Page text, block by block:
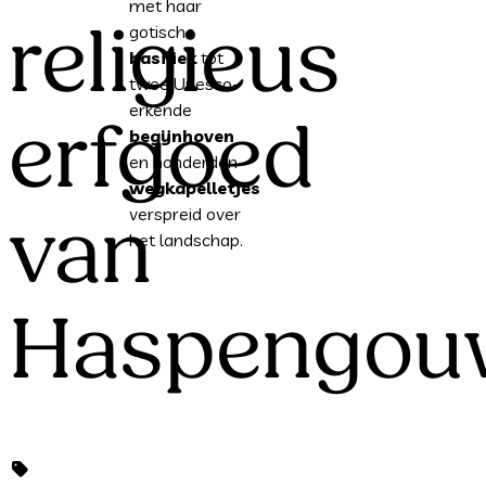
religieus
erfgoed
van
met haar
gotische
basiliektot
twee Unesco-
erkende
begijnhoven
en honderden
wegkapelletjes
verspreid over
het landschap.